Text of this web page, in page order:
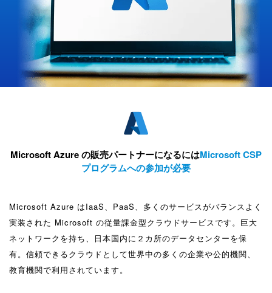
Microsoft Azure の販売パートナーになるにはMicrosoft CSP
プログラムへの参加が必要
Microsoft Azure はIaaS、PaaS、多くのサービスがバランスよく
実装された Microsoft の従量課金型クラウドサービスです。 巨大
ネットワークを持ち、日本国内に２カ所のデータセンターを保
有。 信頼できるクラウドとして世界中の多くの企業や公的機関、
教育機関で利用されています。